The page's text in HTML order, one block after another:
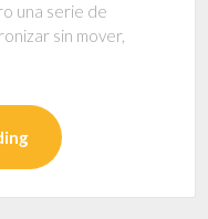
una serie de
sin mover,